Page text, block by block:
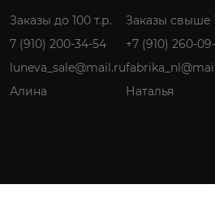
Заказы до 100 т.р.
7 (910) 200-34-54
luneva_sale@mail.ru
Алина
Заказы свыше
+7 (910) 260-
Наталья